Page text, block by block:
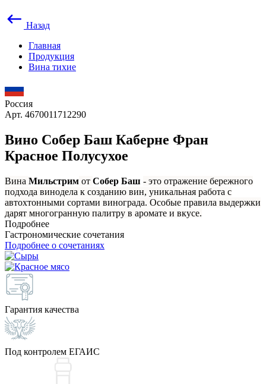
Назад
Главная
Продукция
Вина тихие
Россия
Арт. 4670011712290
Вино Собер Баш Каберне Фран
Красное Полусухое
Вина Мильстрим от Собер Баш - это отражение бережного
подхода винодела к созданию вин, уникальная работа с
автохтонными сортами винограда. Особые правила выдержки
дарят многогранную палитру в аромате и вкусе.
Подробнее
Гастрономические сочетания
Подробнее о сочетаниях
Гарантия качества
Под контролем ЕГАИС